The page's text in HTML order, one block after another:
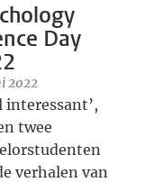
Day
2022
interessant’,
twee
verhalen van